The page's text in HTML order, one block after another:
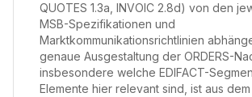
QUOTES 1.3a, INVOIC 2.8d) von den
MSB-Spezifikationen und
Marktkommunikationsrichtlinien
genaue Ausgestaltung der ORDERS-
insbesondere welche EDIFACT-
Elemente hier relevant sind, ist aus dem